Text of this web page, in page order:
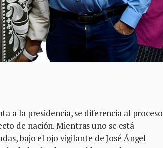
a la presidencia, se diferencia al proceso
de nación. Mientras uno se está
bajo el ojo vigilante de José Ángel